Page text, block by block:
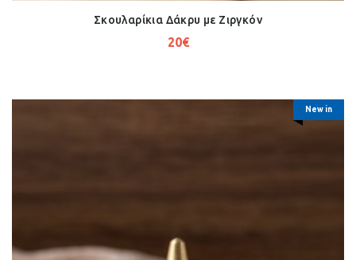
Σκουλαρίκια Δάκρυ με Ζιργκόν
20€
New in